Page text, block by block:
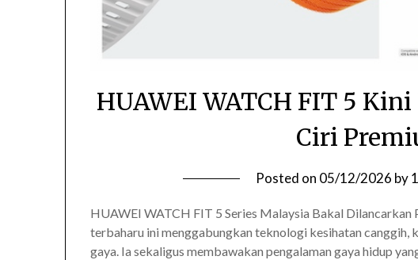
HUAWEI WATCH FIT 5
Ciri
Posted on 05/12/2026 by
HUAWEI WATCH FIT 5 Series Malaysia Bakal Dilancarkan
terbaharu ini menggabungkan teknologi kesihatan canggih,
gaya. Ia sekaligus membawakan pengalaman gaya hidup